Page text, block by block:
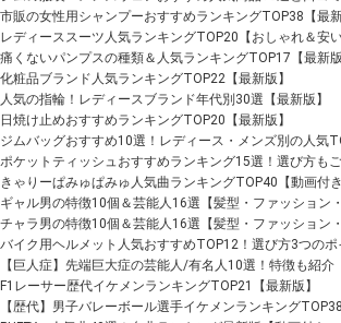
市販の女性用シャンプーおすすめランキングTOP38【最新
レディーススーツ人気ランキングTOP20【おしゃれ＆安い
痛くないパンプスの種類＆人気ランキングTOP17【最新版
化粧品ブランド人気ランキングTOP22【最新版】
人気の指輪！レディースブランド年代別30選【最新版】
日焼け止めおすすめランキングTOP20【最新版】
ジムバッグおすすめ10選！レディース・メンズ別の人気
ポケットティッシュおすすめランキング15選！選び方もご
きゃりーぱみゅぱみゅ人気曲ランキングTOP40【動画付き
ギャル男の特徴10個＆芸能人16選【髪型・ファッション・
チャラ男の特徴10個＆芸能人16選【髪型・ファッション・
バイク用ヘルメット人気おすすめTOP12！選び方3つのポ
【巨人症】先端巨大症の芸能人/有名人10選！特徴も紹介
F1レーサー歴代イケメンランキングTOP21【最新版】
【歴代】男子バレーボール選手イケメンランキング